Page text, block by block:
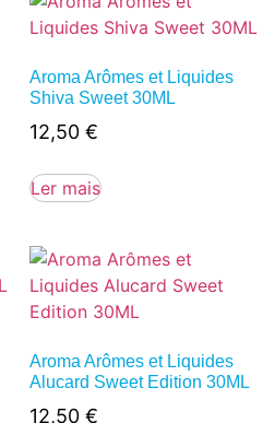
Aroma Arômes et Liquides
Shiva Sweet 30ML
12,50 €
Ler mais
Aroma Arômes et Liquides
Alucard Sweet Edition 30ML
12,50 €